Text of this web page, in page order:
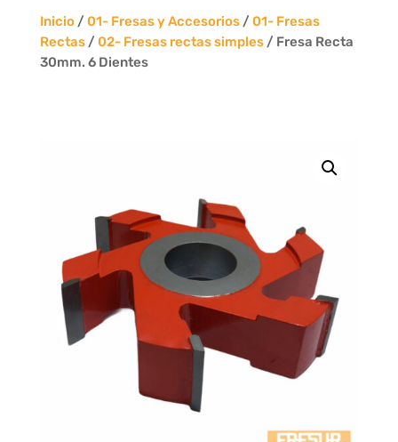
Inicio/ 01- Fresas y Accesorios/ 01- Fresas
Rectas/ 02- Fresas rectas simples/ Fresa Recta
30mm. 6 Dientes